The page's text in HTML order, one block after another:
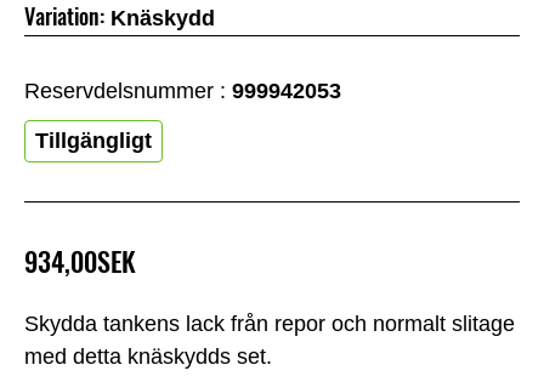
Skydda tankens lack från repor och normalt slitage
med detta knäskydds set.
934,00SEK
Variation: Knäskydd
Reservdelsnummer : 999942053
Tillgängligt